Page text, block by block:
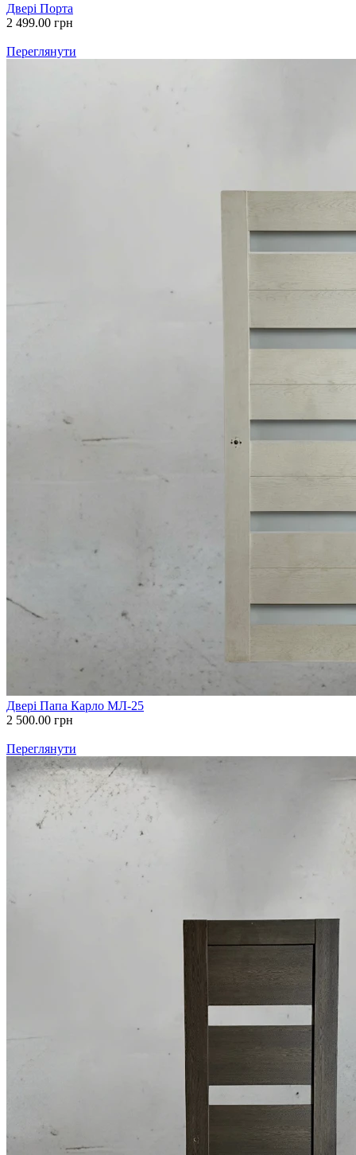
Двері Порта
2 499.00 грн
Переглянути
Двері Папа Карло МЛ-25
2 500.00 грн
Переглянути